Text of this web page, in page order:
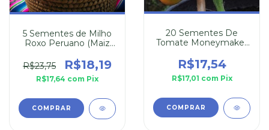
5 Sementes de Milho
Roxo Peruano (Maiz
R$23,75
R$18,19
R$17,64 com Pix
20 Sementes De
Tomate Moneymaker
R$17,54
R$17,01 com Pix